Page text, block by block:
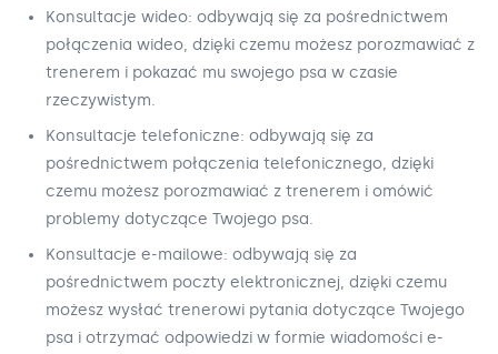
Konsultacje wideo: odbywają się za pośrednictwem
połączenia wideo, dzięki czemu możesz porozmawiać z
trenerem i pokazać mu swojego psa w czasie
rzeczywistym.
Konsultacje telefoniczne: odbywają się za
pośrednictwem połączenia telefonicznego, dzięki
czemu możesz porozmawiać z trenerem i omówić
problemy dotyczące Twojego psa.
Konsultacje e-mailowe: odbywają się za
pośrednictwem poczty elektronicznej, dzięki czemu
możesz wysłać trenerowi pytania dotyczące Twojego
psa i otrzymać odpowiedzi w formie wiadomości e-